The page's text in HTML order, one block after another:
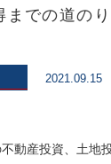
での道の
2021.09.15
動産投資、土地